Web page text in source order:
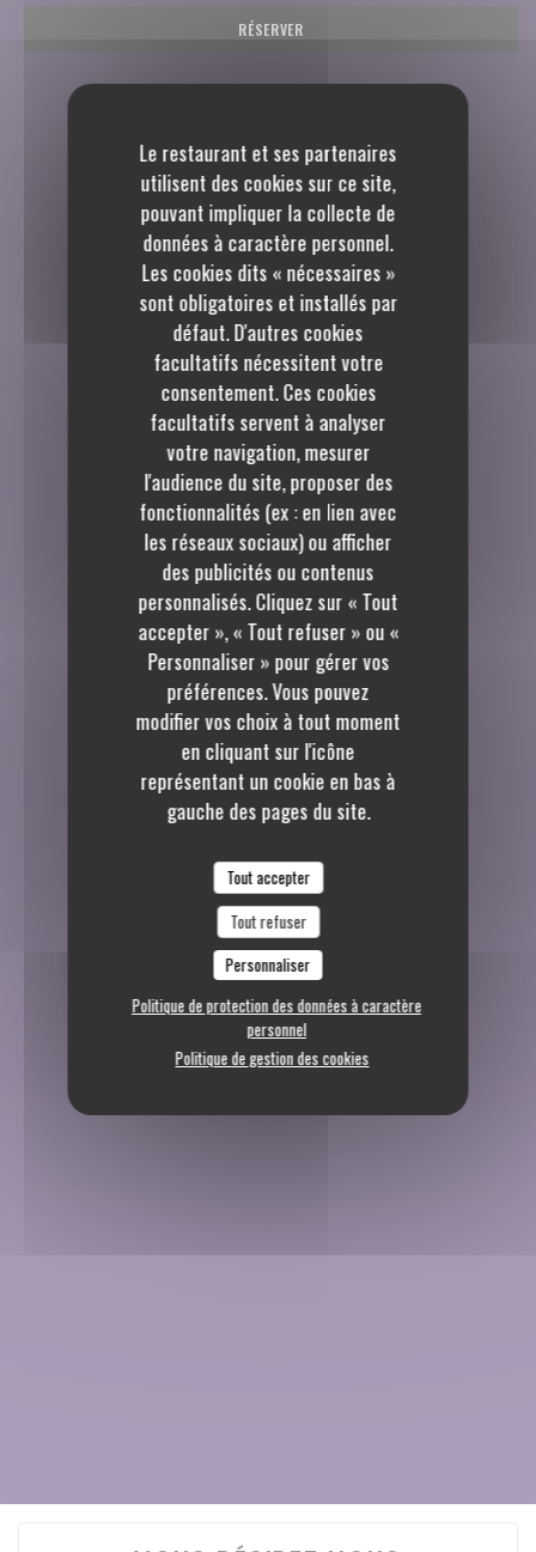
Le restaurant et ses partenaires
utilisent des cookies sur ce site,
pouvant impliquer la collecte de
données à caractère personnel.
Les cookies dits « nécessaires »
sont obligatoires et installés par
défaut. D'autres cookies
facultatifs nécessitent votre
consentement. Ces cookies
facultatifs servent à analyser
votre navigation, mesurer
l'audience du site, proposer des
fonctionnalités (ex : en lien avec
les réseaux sociaux) ou afficher
des publicités ou contenus
personnalisés. Cliquez sur « Tout
accepter », « Tout refuser » ou «
Personnaliser » pour gérer vos
préférences. Vous pouvez
modifier vos choix à tout moment
en cliquant sur l'icône
représentant un cookie en bas à
gauche des pages du site.
Tout accepter
Tout refuser
Personnaliser
Politique de protection des données à caractère
personnel
Politique de gestion des cookies
RÉSERVER